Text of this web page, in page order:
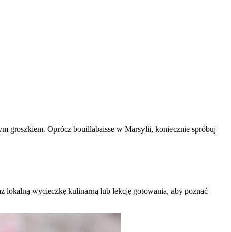
groszkiem. Oprócz bouillabaisse w Marsylii, koniecznie spróbuj
lokalną wycieczkę kulinarną lub lekcję gotowania, aby poznać